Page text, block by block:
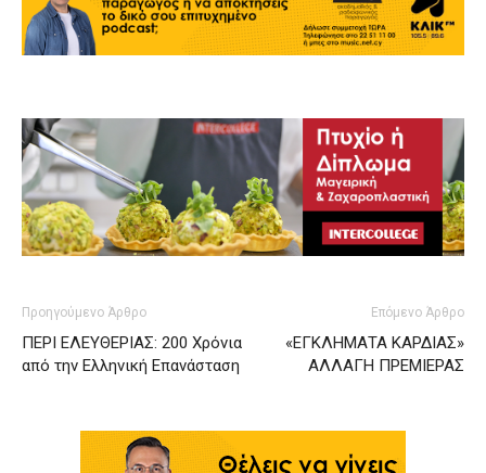
Προηγούμενο Άρθρο
ΠΕΡΙ ΕΛΕΥΘΕΡΙΑΣ: 200 Χρόνια
από την Ελληνική Επανάσταση
Επόμενο Άρθρο
«ΕΓΚΛΗΜΑΤΑ ΚΑΡΔΙΑΣ»
ΑΛΛΑΓΗ ΠΡΕΜΙΕΡΑΣ